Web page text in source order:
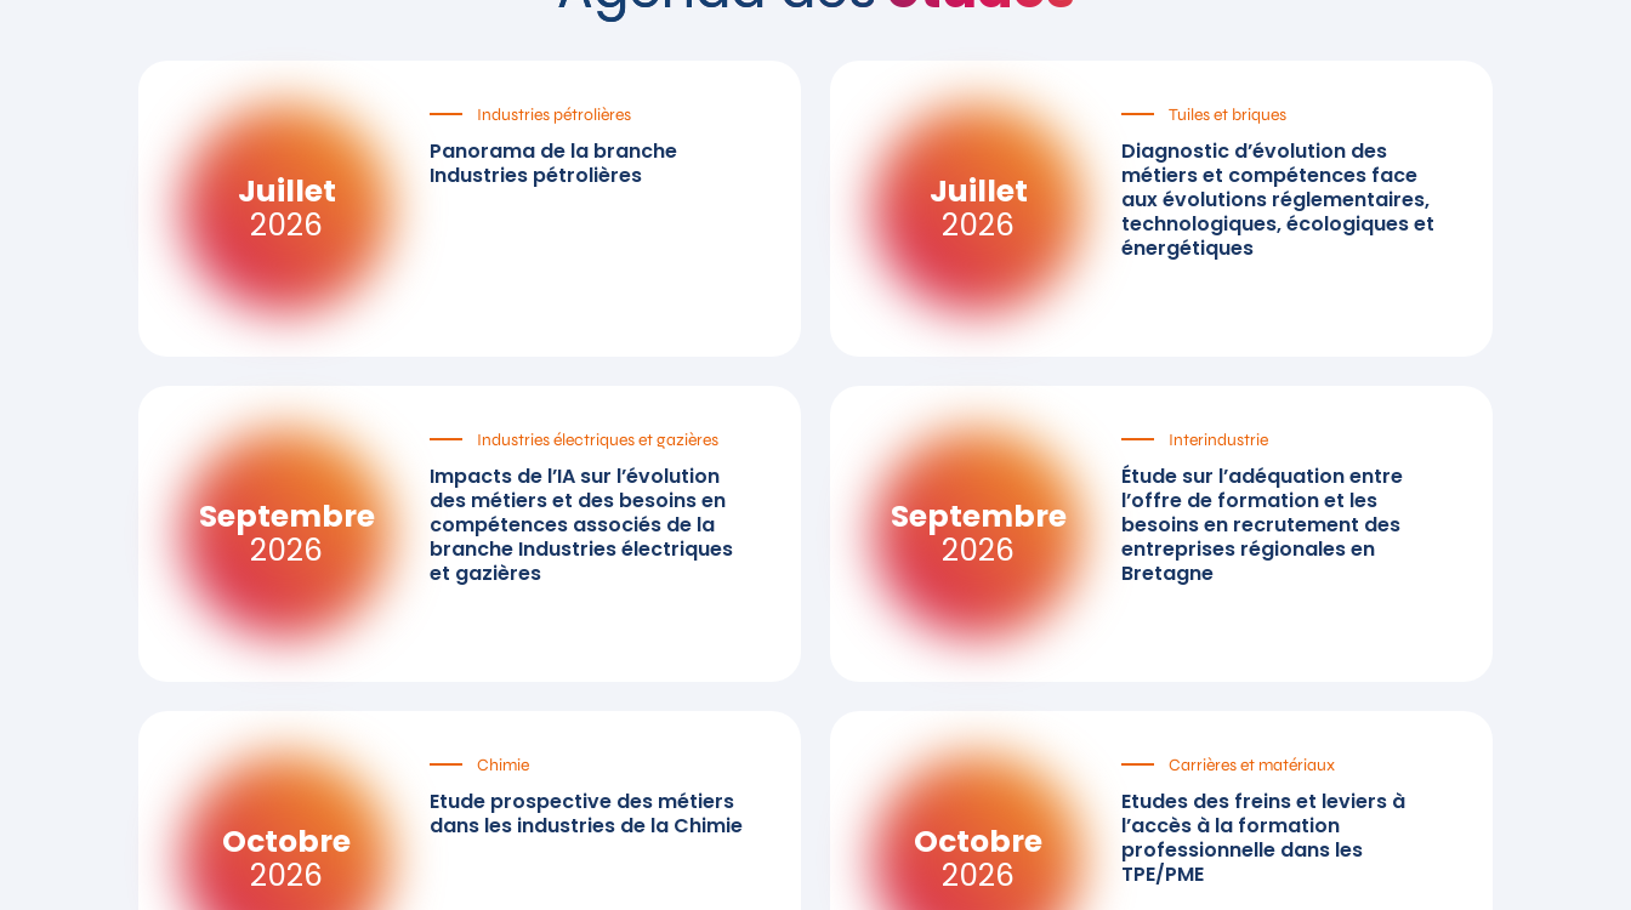
Juillet
2026
Industries pétrolières
Panorama de la branche
Industries pétrolières
Juillet
2026
Tuiles et briques
Diagnostic d’évolution des
métiers et compétences face
aux évolutions réglementaires,
technologiques, écologiques et
énergétiques
Septembre
2026
Industries électriques et gazières
Impacts de l’IA sur l’évolution
des métiers et des besoins en
compétences associés de la
branche Industries électriques
et gazières
Septembre
2026
Interindustrie
Étude sur l’adéquation entre
l’offre de formation et les
besoins en recrutement des
entreprises régionales en
Bretagne
Octobre
2026
Chimie
Etude prospective des métiers
dans les industries de la Chimie
Octobre
2026
Carrières et matériaux
Etudes des freins et leviers à
l’accès à la formation
professionnelle dans les
TPE/PME